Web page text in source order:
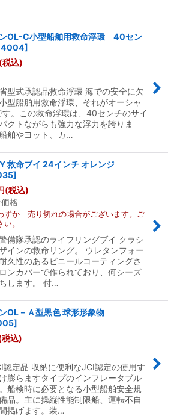
絞り込む
OL-C小型船舶用救命浮環 40セン
]
(税込)
型式承認品救命浮環 海での安全に欠
型船舶用救命浮環、それがオーシャ
す。この救命浮環は、40センチのサイ
クトながらも強力な浮力を誇りま
舶やヨット、カ…
救命ブイ 24インチ オレンジ
]
(税込)
格
ずか 売り切れの場合がございます。ご
。
備隊承認のライフリングブイ クラシ
インの救命リング。 ウレタンフォー
久性のあるビニールコーティングさ
ンカバーで作られており、何シーズ
します。 付…
OL－Ａ型黒色 球形形象物
]
税込)
認定品 収納に便利なJCI認定の使用す
膨らますタイプのインフレータブル
船検時に必要となる小型船舶安全規
品。主に操縦性能制限船、運転不自
掲げます。装…